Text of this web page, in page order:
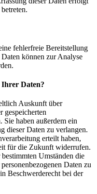
fehlerfreie Bereitstellung
können zur Analyse
Ihrer Daten?
Auskunft über
gespeicherten
Sie haben außerdem ein
dieser Daten zu verlangen.
erteilt haben,
für die Zukunft widerrufen.
Umständen die
Daten zu
Beschwerderecht bei der